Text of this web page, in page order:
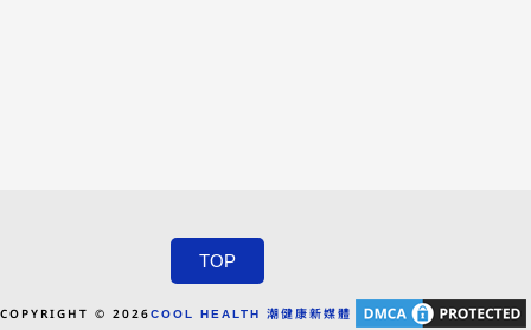
TOP
COPYRIGHT © 2026COOL HEALTH 潮健康新媒體